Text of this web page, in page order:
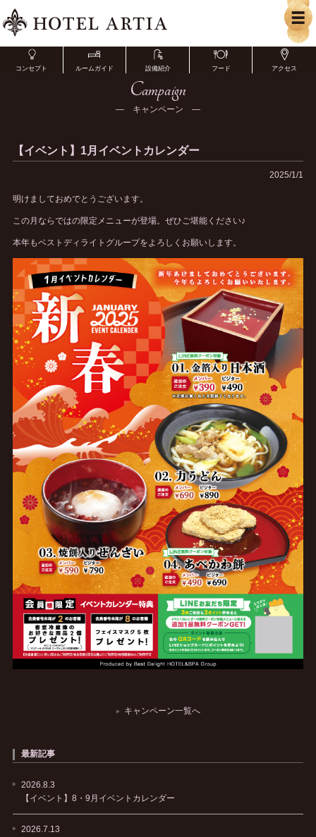
コンセプト ルームガイド 設備紹介 フード アクセス
Campaign
― キャンペーン ―
【イベント】1月イベントカレンダー
2025/1/1
明けましておめでとうございます。
この月ならではの限定メニューが登場。ぜひご堪能ください♪
本年もベストディライトグループをよろしくお願いします。
キャンペーン一覧へ
最新記事
2026.8.3
【イベント】8・9月イベントカレンダー
2026.7.13